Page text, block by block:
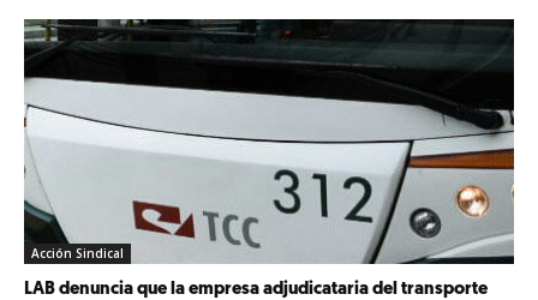
Acción Sindical
LAB denuncia que la empresa adjudicataria del transporte